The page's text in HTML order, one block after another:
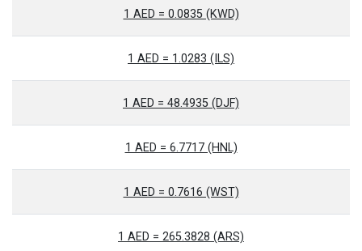
1 AED = 0.0835 (KWD)
1 AED = 1.0283 (ILS)
1 AED = 48.4935 (DJF)
1 AED = 6.7717 (HNL)
1 AED = 0.7616 (WST)
1 AED = 265.3828 (ARS)